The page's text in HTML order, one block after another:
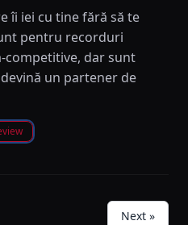
îi iei cu tine fără să te
pentru recorduri
competitive, dar sunt
un partener de
Next »